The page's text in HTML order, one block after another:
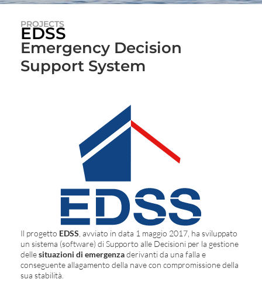
PROJECTS
EDSS
Emergency Decision
Support System
Il progetto EDSS , avviato in data 1 maggio 2017, ha sviluppato
un sistema (software) di Supporto alle Decisioni per la gestione
dellesituazioni di emergenzaderivanti da una falla e
conseguente allagamento della nave con compromissione della
sua stabilità.